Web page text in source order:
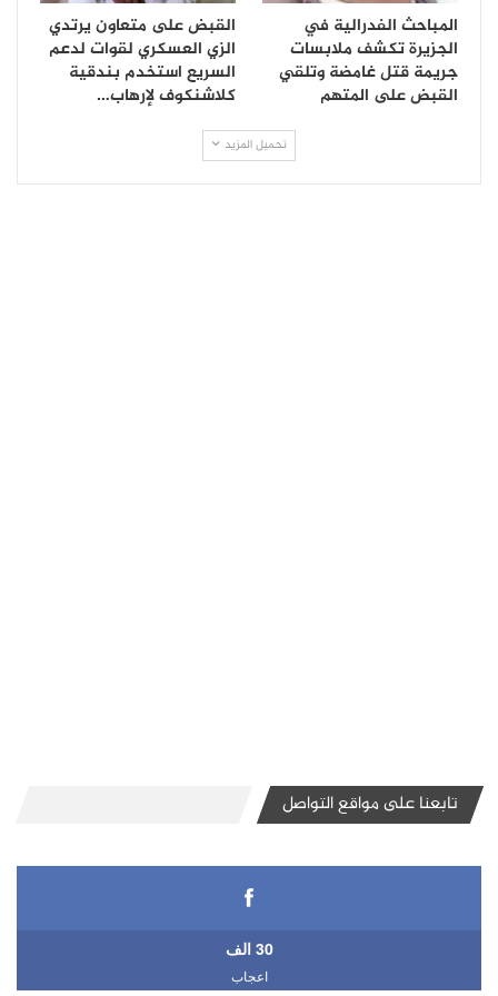
المباحث الفدرالية في
الجزيرة تكشف ملابسات
جريمة قتل غامضة وتلقي
القبض على المتهم
القبض على متعاون يرتدي
الزي العسكري لقوات لدعم
السريع استخدم بندقية
كلاشنكوف لإرهاب…
تحميل المزيد
تابعنا على مواقع التواصل
30 الف
اعجاب